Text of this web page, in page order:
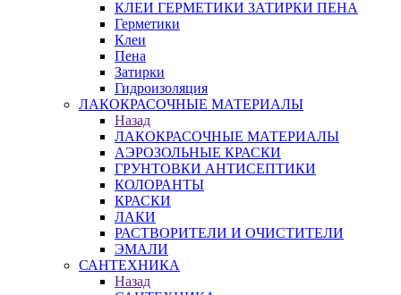
КЛЕИ ГЕРМЕТИКИ ЗАТИРКИ ПЕНА
Герметики
Клеи
Пена
Затирки
Гидроизоляция
ЛАКОКРАСОЧНЫЕ МАТЕРИАЛЫ
Назад
ЛАКОКРАСОЧНЫЕ МАТЕРИАЛЫ
АЭРОЗОЛЬНЫЕ КРАСКИ
ГРУНТОВКИ АНТИСЕПТИКИ
КОЛОРАНТЫ
КРАСКИ
ЛАКИ
РАСТВОРИТЕЛИ И ОЧИСТИТЕЛИ
ЭМАЛИ
САНТЕХНИКА
Назад